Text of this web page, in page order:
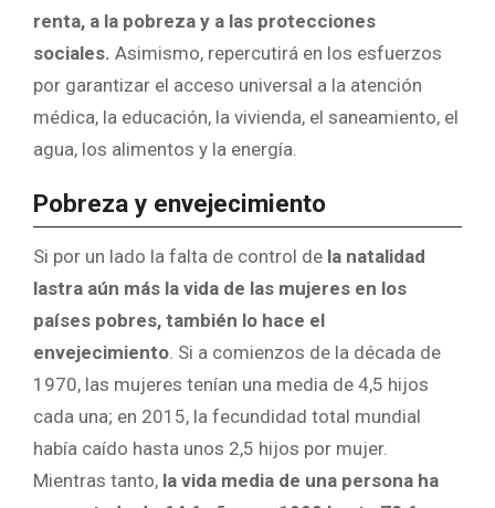
renta, a la pobreza y a las protecciones
sociales. Asimismo, repercutirá en los esfuerzos
por garantizar el acceso universal a la atención
médica, la educación, la vivienda, el saneamiento, el
agua, los alimentos y la energía.
Pobreza y envejecimiento
Si por un lado la falta de control de la natalidad
lastra aún más la vida de las mujeres en los
países pobres, también lo hace el
envejecimiento . Si a comienzos de la década de
1970, las mujeres tenían una media de 4,5 hijos
cada una; en 2015, la fecundidad total mundial
había caído hasta unos 2,5 hijos por mujer.
Mientras tanto, la vida media de una persona ha